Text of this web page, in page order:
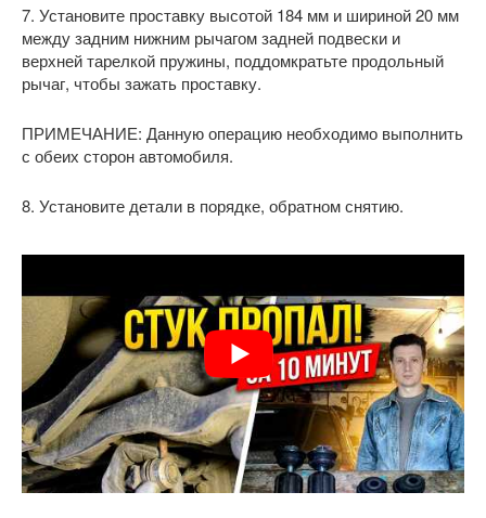
7. Установите проставку высотой 184 мм и шириной 20 мм
между задним нижним рычагом задней подвески и
верхней тарелкой пружины, поддомкратьте продольный
рычаг, чтобы зажать проставку.
ПРИМЕЧАНИЕ: Данную операцию необходимо выполнить
с обеих сторон автомобиля.
8. Установите детали в порядке, обратном снятию.